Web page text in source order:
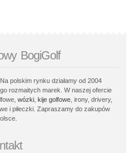
BogiGolf
polskim rynku działamy od 2004
rozmaitych marek. W naszej ofercie
wózki kije golfowe , irony, drivery,
i piłeczki. Zapraszamy do zakupów